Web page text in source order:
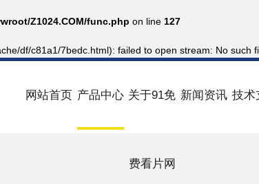
Z1024.COM/func.php on line 127
df/c81a1/7bedc.html): failed to open stream: No such
网站首页 产品中心 关于91免
费看片网
新闻资讯 技术